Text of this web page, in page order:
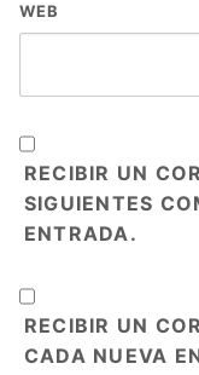
WEB
RECIBIR UN
SIGUIENTES
ENTRADA.
RECIBIR UN
CADA NUEVA